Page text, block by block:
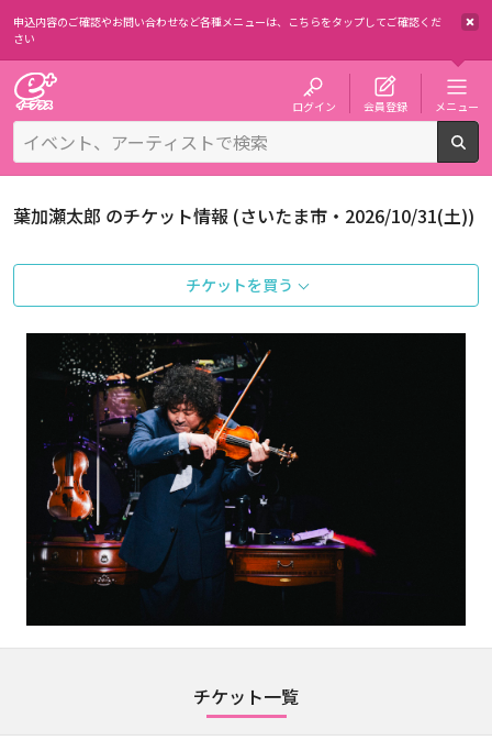
申込内容のご確認やお問い合わせなど各種メニューは、 こちらをタップしてご確認くだ
さい
ログイン 会員登録 メニュー
葉加瀬太郎 のチケット情報 (さいたま市・2026/10/31(土))
チケットを買う
チケット一覧